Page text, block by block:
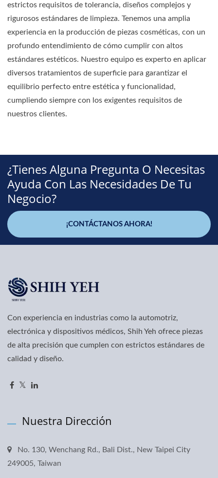
estrictos requisitos de tolerancia, diseños complejos y
rigurosos estándares de limpieza. Tenemos una amplia
experiencia en la producción de piezas cosméticas, con un
profundo entendimiento de cómo cumplir con altos
estándares estéticos. Nuestro equipo es experto en aplicar
diversos tratamientos de superficie para garantizar el
equilibrio perfecto entre estética y funcionalidad,
cumpliendo siempre con los exigentes requisitos de
nuestros clientes.
¿Tienes Alguna Pregunta O Necesitas
Ayuda Con Las Necesidades De Tu
Negocio?
¡CONTÁCTANOS AHORA!
Con experiencia en industrias como la automotriz,
electrónica y dispositivos médicos, Shih Yeh ofrece piezas
de alta precisión que cumplen con estrictos estándares de
calidad y diseño.
Nuestra Dirección
No. 130, Wenchang Rd., Bali Dist., New Taipei City
249005, Taiwan